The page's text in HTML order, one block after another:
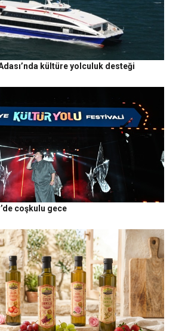
kültüre yolculuk desteği
coşkulu gece